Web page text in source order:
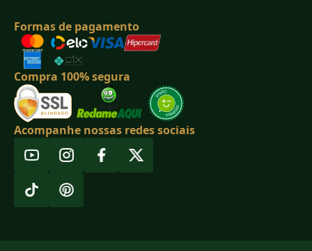
Formas de pagamento
Compra 100% segura
Acompanhe nossas redes sociais